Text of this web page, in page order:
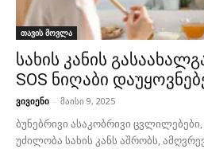
თავის მოვლა
სახის კანის
SOS ნიღაბი
ვივიენი - მაისი 9, 2025
ბუნებრივი ასაკობრივი
უძილობა სახის კანს აშრობს,